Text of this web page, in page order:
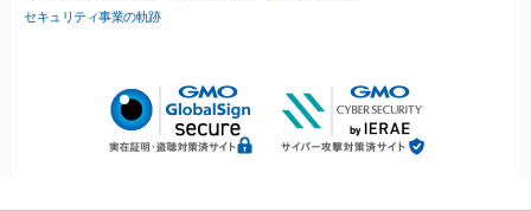
セキュリティ事業の軌跡